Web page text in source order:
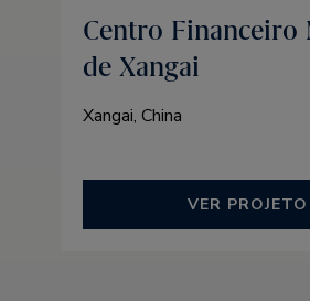
Centro Financeiro
de Xangai
Xangai, China
VER PROJETO